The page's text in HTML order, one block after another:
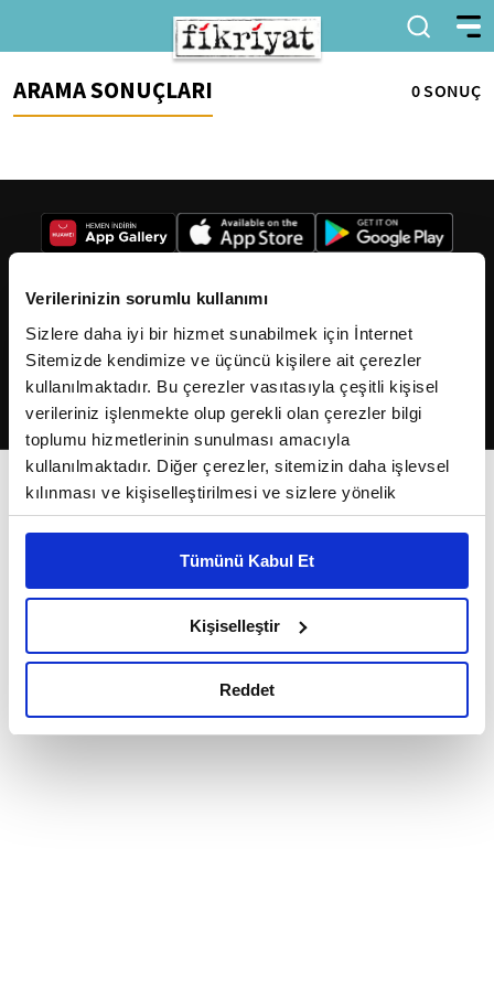
Verilerinizin sorumlu kullanımı
Sizlere daha iyi bir hizmet sunabilmek için İnternet
Sitemizde kendimize ve üçüncü kişilere ait çerezler
kullanılmaktadır. Bu çerezler vasıtasıyla çeşitli kişisel
verileriniz işlenmekte olup gerekli olan çerezler bilgi
toplumu hizmetlerinin sunulması amacıyla
kullanılmaktadır. Diğer çerezler, sitemizin daha işlevsel
kılınması ve kişiselleştirilmesi ve sizlere yönelik
reklam/pazarlama faaliyetlerinin yapılması, amaçlarıyla
Çerezlere ilişkin tercihlerinizi çerez paneli vasıtasıyla
belirleyebilirsiniz. Çerezlere ilişkin detaylı bilgi için
Ayarlar butonuna tıklayabilir,Çerez Bilgilendirme
Metnimizi ziyaret edebilirsiniz.
okumak ve sitemizi ziyaretiniz kapsamında
Tümünü Kabul Et
Kişiselleştir
Reddet
ARAMA SONUÇLARI 0 SONUÇ
2026Fikriyat. Tüm hakları saklıdır.